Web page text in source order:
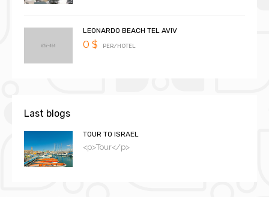
LEONARDO BEACH TEL AVIV
0 $ PER/HOTEL
Last blogs
TOUR TO ISRAEL
<p>Tour</p>